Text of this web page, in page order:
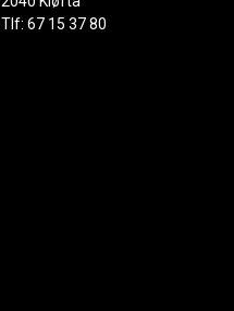
Tlf: 67 15 37 80